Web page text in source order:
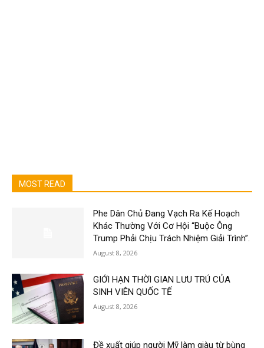
MOST READ
Phe Dân Chủ Đang Vạch Ra Kế Hoạch
Khác Thường Với Cơ Hội “Buộc Ông
Trump Phải Chịu Trách Nhiệm Giải Trình”.
August 8, 2026
GIỚI HẠN THỜI GIAN LƯU TRÚ CỦA
SINH VIÊN QUỐC TẾ
August 8, 2026
Đề xuất giúp người Mỹ làm giàu từ bùng